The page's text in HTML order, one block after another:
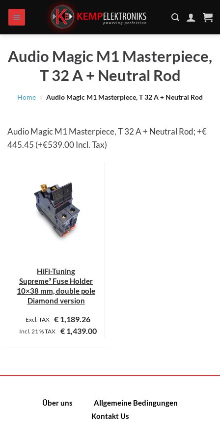
Inhalt
springen
Audio Magic M1 Masterpiece,
T 32 A + Neutral Rod
Home » Audio Magic M1 Masterpiece, T 32 A + Neutral Rod
Audio Magic M1 Masterpiece, T 32 A + Neutral Rod; +€
445.45 (+€539.00 Incl. Tax)
HiFi-Tuning
Supreme³ Fuse Holder
10×38 mm, double pole
Diamond version
Excl. TAX €1,189.26
Incl. 21 %TAX €1,439.00
Dieses
auf.
Über uns
Allgemeine Bedingungen
Kontakt Us